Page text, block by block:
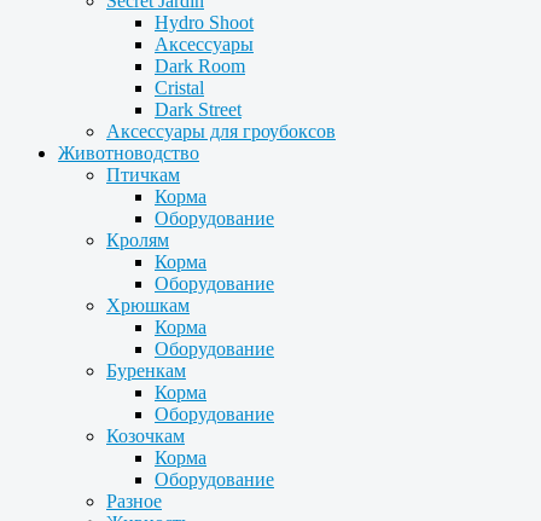
Hydro Shoot
Аксессуары
Dark Room
Cristal
Dark Street
Аксессуары для гроубоксов
Животноводство
Птичкам
Корма
Оборудование
Кролям
Корма
Оборудование
Хрюшкам
Корма
Оборудование
Буренкам
Корма
Оборудование
Козочкам
Корма
Оборудование
Разное